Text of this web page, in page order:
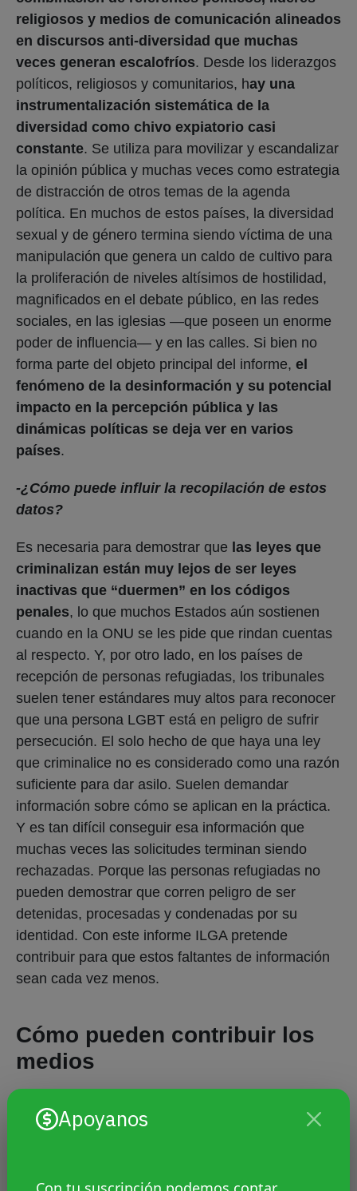
Apoyanos
religiosos y medios de comunicación alineados
en discursos anti-diversidad que muchas
veces generan escalofríos. Desde los liderazgos
políticos, religiosos y comunitarios, hay una
instrumentalización sistemática de la
diversidad como chivo expiatorio casi
constante. Se utiliza para movilizar y escandalizar
la opinión pública y muchas veces como estrategia
de distracción de otros temas de la agenda
política. En muchos de estos países, la diversidad
sexual y de género termina siendo víctima de una
manipulación que genera un caldo de cultivo para
la proliferación de niveles altísimos de hostilidad,
magnificados en el debate público, en las redes
sociales, en las iglesias —que poseen un enorme
poder de influencia— y en las calles. Si bien no
forma parte del objeto principal del informe, el
fenómeno de la desinformación y su potencial
impacto en la percepción pública y las
dinámicas políticas se deja ver en varios
países.
-¿Cómo puede influir la recopilación de estos
datos?
Es necesaria para demostrar que las leyes que
criminalizan están muy lejos de ser leyes
inactivas que “duermen” en los códigos
penales, lo que muchos Estados aún sostienen
cuando en la ONU se les pide que rindan cuentas
al respecto. Y, por otro lado, en los países de
recepción de personas refugiadas, los tribunales
suelen tener estándares muy altos para reconocer
que una persona LGBT está en peligro de sufrir
persecución. El solo hecho de que haya una ley
que criminalice no es considerado como una razón
suficiente para dar asilo. Suelen demandar
información sobre cómo se aplican en la práctica.
Y es tan difícil conseguir esa información que
muchas veces las solicitudes terminan siendo
rechazadas. Porque las personas refugiadas no
pueden demostrar que corren peligro de ser
detenidas, procesadas y condenadas por su
identidad. Con este informe ILGA pretende
contribuir para que estos faltantes de información
sean cada vez menos.
Cómo pueden contribuir los
medios